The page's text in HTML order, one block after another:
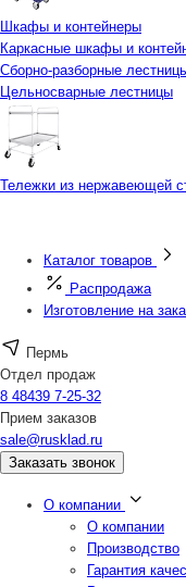
Шкафы и контейнеры
Каркасные шкафы и
Сборно-разборные
Цельносварные лестницы
Тележки из нержавеющей
Каталог товаров
Распродажа
Изготовление на
Пермь
Отдел продаж
8 48439 7-25-32
Прием заказов
sale@rusklad.ru
Заказать звонок
О компании
О компании
Производство
Гарантия